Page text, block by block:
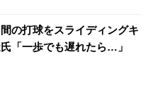
の打球をスライディングキ
「一歩でも遅れたら…」